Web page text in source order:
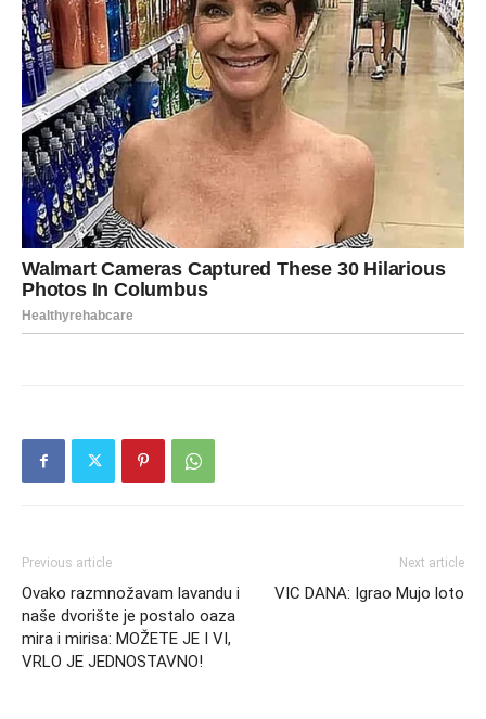
Previous article
Ovako razmnožavam lavandu i
naše dvorište je postalo oaza
mira i mirisa: MOŽETE JE I VI,
VRLO JE JEDNOSTAVNO!
Next article
VIC DANA: Igrao Mujo loto